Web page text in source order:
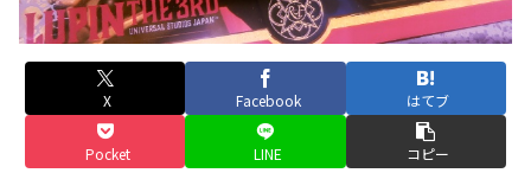
X Facebook はてブ
Pocket LINE コピー